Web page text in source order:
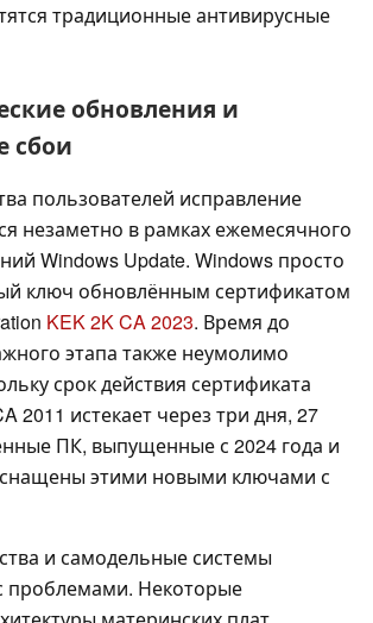
традиционные антивирусные
обновления и
сбои
пользователей исправление
незаметно в рамках ежемесячного
Windows Update. Windows просто
ключ обновлённым сертификатом
KEK 2K CA 2023. Время до
этапа также неумолимо
срок действия сертификата
2011 истекает через три дня, 27
ПК, выпущенные с 2024 года и
этими новыми ключами с
и самодельные системы
проблемами. Некоторые